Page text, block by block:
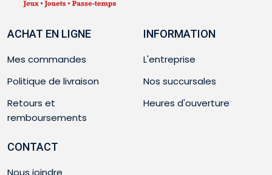
ACHAT EN LIGNE
Mes commandes
Politique de livraison
Retours et
remboursements
INFORMATION
L'entreprise
Nos succursales
Heures d'ouverture
CONTACT
Nous joindre